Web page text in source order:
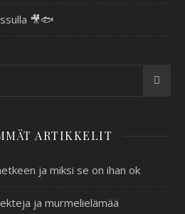
🎥🐟
ARTIKKELIT
ja miksi se on ihan ok
ja murmelielämää